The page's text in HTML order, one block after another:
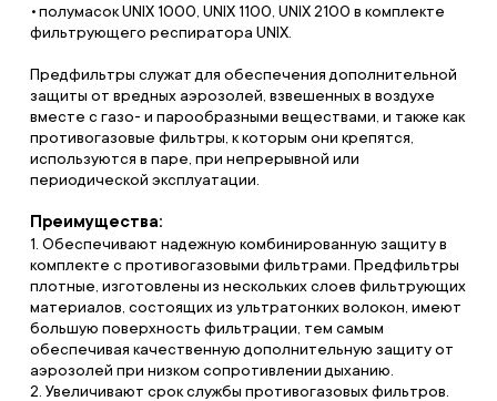
полумасок UNIX 1000, UNIX 1100, UNIX 2100 в комплекте
фильтрующего респиратора UNIХ.
Предфильтры служат для обеспечения дополнительной
защиты от вредных аэрозолей, взвешенных в воздухе
вместе с газо- и парообразными веществами, и также как
противогазовые фильтры, к которым они крепятся,
используются в паре, при непрерывной или
периодической эксплуатации.
Преимущества:
1. Обеспечивают надежную комбинированную защиту в
комплекте с противогазовыми фильтрами. Предфильтры
плотные, изготовлены из нескольких слоев фильтрующих
материалов, состоящих из ультратонких волокон, имеют
большую поверхность фильтрации, тем самым
обеспечивая качественную дополнительную защиту от
аэрозолей при низком сопротивлении дыханию.
2. Увеличивают срок службы противогазовых фильтров.